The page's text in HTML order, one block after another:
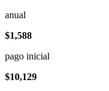
anual
$1,588
pago inicial
$10,129